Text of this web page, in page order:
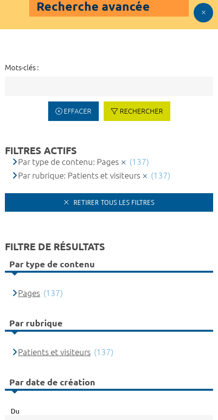
Recherche avancée
Mots-clés :
EFFACER RECHERCHER
FILTRES ACTIFS
Par type de contenu: Pages
(137)
Par rubrique: Patients et visiteurs
(137)
RETIRER TOUS LES FILTRES
FILTRE DE RÉSULTATS
Par type de contenu
Pages (137)
Par rubrique
Patients et visiteurs (137)
Par date de création
Du